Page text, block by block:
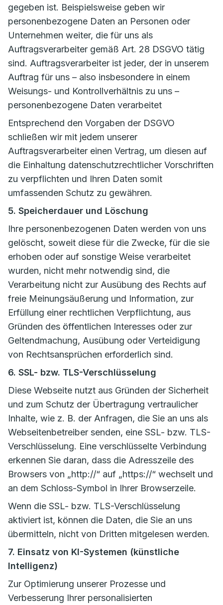
gegeben ist. Beispielsweise geben wir
personenbezogene Daten an Personen oder
Unternehmen weiter, die für uns als
Auftragsverarbeiter gemäß Art. 28 DSGVO tätig
sind. Auftragsverarbeiter ist jeder, der in unserem
Auftrag für uns – also insbesondere in einem
Weisungs- und Kontrollverhältnis zu uns –
personenbezogene Daten verarbeitet
Entsprechend den Vorgaben der DSGVO
schließen wir mit jedem unserer
Auftragsverarbeiter einen Vertrag, um diesen auf
die Einhaltung datenschutzrechtlicher Vorschriften
zu verpflichten und Ihren Daten somit
umfassenden Schutz zu gewähren.
5. Speicherdauer und Löschung
Ihre personenbezogenen Daten werden von uns
gelöscht, soweit diese für die Zwecke, für die sie
erhoben oder auf sonstige Weise verarbeitet
wurden, nicht mehr notwendig sind, die
Verarbeitung nicht zur Ausübung des Rechts auf
freie Meinungsäußerung und Information, zur
Erfüllung einer rechtlichen Verpflichtung, aus
Gründen des öffentlichen Interesses oder zur
Geltendmachung, Ausübung oder Verteidigung
von Rechtsansprüchen erforderlich sind.
6. SSL- bzw. TLS-Verschlüsselung
Diese Webseite nutzt aus Gründen der Sicherheit
und zum Schutz der Übertragung vertraulicher
Inhalte, wie z. B. der Anfragen, die Sie an uns als
Webseitenbetreiber senden, eine SSL- bzw. TLS-
Verschlüsselung. Eine verschlüsselte Verbindung
erkennen Sie daran, dass die Adresszeile des
Browsers von „http://“ auf „https://“ wechselt und
an dem Schloss-Symbol in Ihrer Browserzeile.
Wenn die SSL- bzw. TLS-Verschlüsselung
aktiviert ist, können die Daten, die Sie an uns
übermitteln, nicht von Dritten mitgelesen werden.
7. Einsatz von KI-Systemen (künstliche
Intelligenz)
Zur Optimierung unserer Prozesse und
Verbesserung Ihrer personalisierten